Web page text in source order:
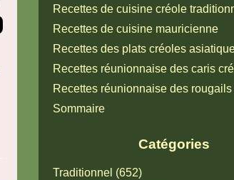
Catégories
Traditionnel (652)
Recettes de cuisine créole
Recettes de cuisine mauricienne
Recettes des plats créoles
Recettes réunionnaise des caris
Recettes réunionnaise des
Sommaire